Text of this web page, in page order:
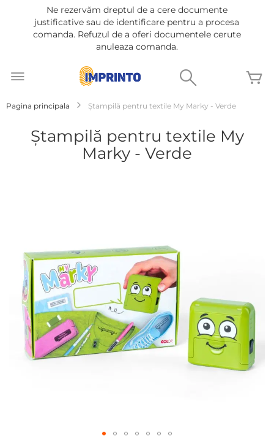
Ne rezervăm dreptul de a cere documente
justificative sau de identificare pentru a procesa
comanda. Refuzul de a oferi documentele cerute
anuleaza comanda.
la
Pagina principala Ștampilă pentru textile My Marky - Verde
Ștampilă pentru textile My
Marky - Verde